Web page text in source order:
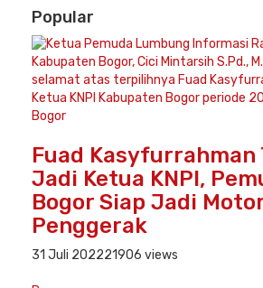
Popular
Bogor
Fuad Kasyfurrahman
Jadi Ketua KNPI,
Bogor Siap Jadi
Penggerak
31 Juli 202221906 views